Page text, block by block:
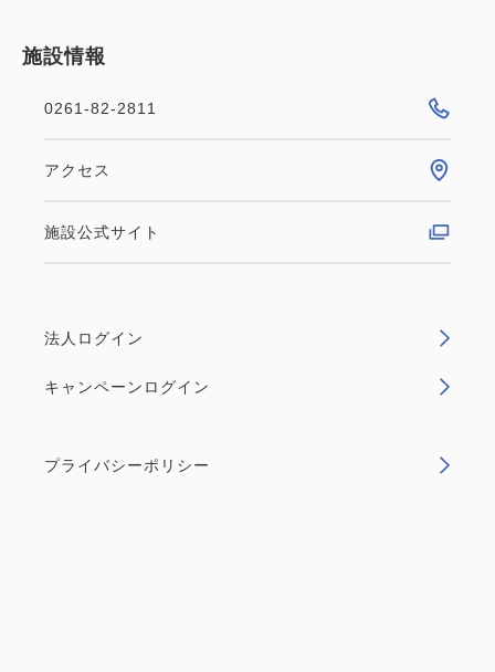
施設情報
0261-82-2811
アクセス
施設公式サイト
法人ログイン
キャンペーンログイン
プライバシーポリシー